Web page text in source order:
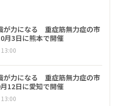
が力になる 重症筋無力症の市
月3日に熊本で開催
が力になる 重症筋無力症の市
12日に愛知で開催